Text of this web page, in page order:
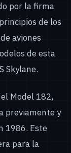
por la firma
de los
aviones
de esta
Skylane.
Model 182,
previamente y
1986. Este
para la